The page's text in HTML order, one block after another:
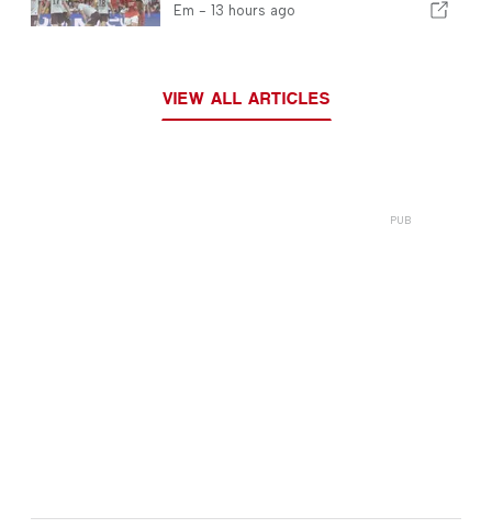
um pé já na próxima fase
Em - 13 hours ago
VIEW ALL ARTICLES